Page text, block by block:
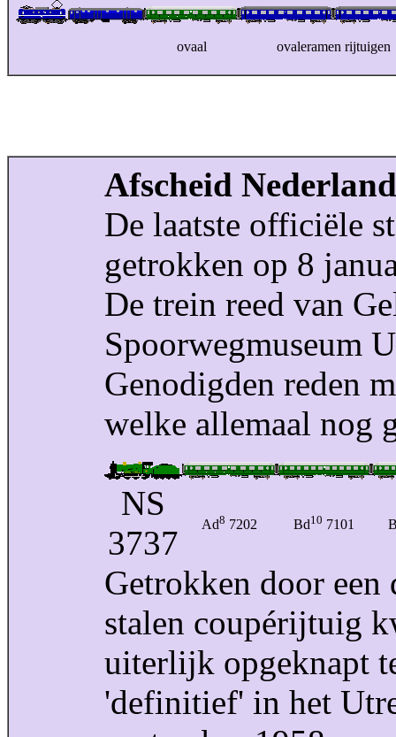
ovaal ovaleramen rijtuigen
Afscheid
De laatste officiële
getrokken op 8
De trein reed van
Spoorwegmuseum
Genodigden reden
welke allemaal nog
NS
3737
Ad8 7202 Bd10 7101
Getrokken door een
stalen coupérijtuig
uiterlijk opgeknapt
'definitief' in het